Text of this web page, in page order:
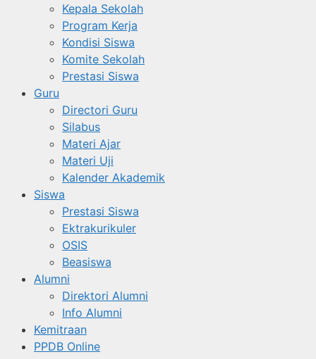
Kepala Sekolah
Program Kerja
Kondisi Siswa
Komite Sekolah
Prestasi Siswa
Guru
Directori Guru
Silabus
Materi Ajar
Materi Uji
Kalender Akademik
Siswa
Prestasi Siswa
Ektrakurikuler
OSIS
Beasiswa
Alumni
Direktori Alumni
Info Alumni
Kemitraan
PPDB Online